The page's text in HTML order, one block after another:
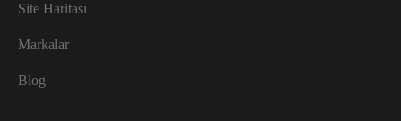
Site Haritası
Markalar
Blog